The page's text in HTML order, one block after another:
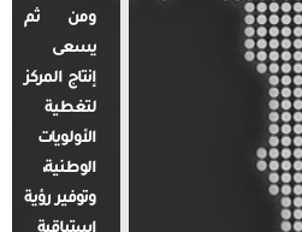
ومن ثم
يسعى
إنتاج المركز
لتغطية
الأولويات
الوطنية،
وتوفير رؤية